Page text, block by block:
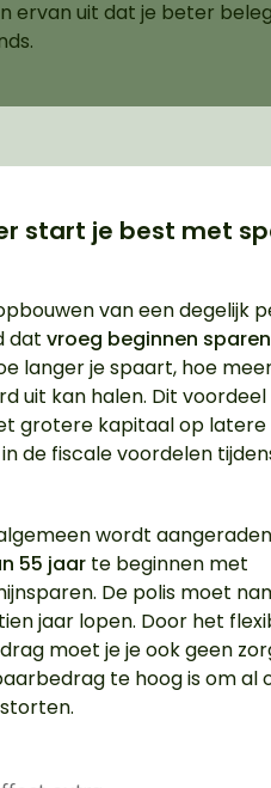
ervan uit dat je beter
start je best met
van een degelijk
datvroeg beginnen sparen
langer je spaart, hoe
uit kan halen. Dit voordeel
grotere kapitaal op latere
de fiscale voordelen
wordt
55 jaar te beginnen met
De polis moet
jaar lopen. Door het
moet je je ook geen
te hoog is om al